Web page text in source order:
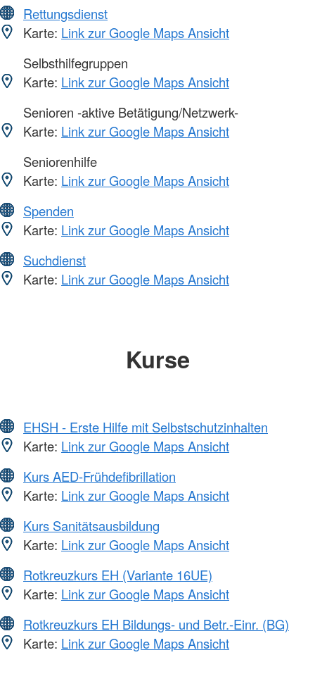
Rettungsdienst
Karte: Link zur Google Maps Ansicht
Selbsthilfegruppen
Karte: Link zur Google Maps Ansicht
Senioren -aktive Betätigung/Netzwerk-
Karte: Link zur Google Maps Ansicht
Seniorenhilfe
Karte: Link zur Google Maps Ansicht
Spenden
Karte: Link zur Google Maps Ansicht
Suchdienst
Karte: Link zur Google Maps Ansicht
Kurse
EHSH - Erste Hilfe mit Selbstschutzinhalten
Karte: Link zur Google Maps Ansicht
Kurs AED-Frühdefibrillation
Karte: Link zur Google Maps Ansicht
Kurs Sanitätsausbildung
Karte: Link zur Google Maps Ansicht
Rotkreuzkurs EH (Variante 16UE)
Karte: Link zur Google Maps Ansicht
Rotkreuzkurs EH Bildungs- und Betr.-Einr. (BG)
Karte: Link zur Google Maps Ansicht